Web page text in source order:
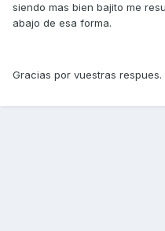
siendo mas bien bajito me
abajo de esa forma.
Gracias por vuestras respues.